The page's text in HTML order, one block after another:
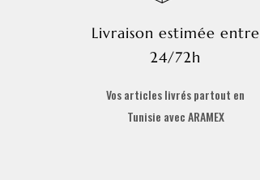
Livraison estimée entre
24/72h
Vos articles livrés partout en
Tunisie avec ARAMEX